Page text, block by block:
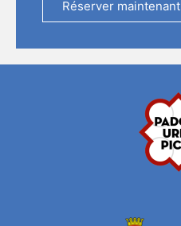
Réserver maintenant